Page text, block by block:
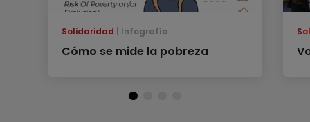
Solidaridad Infografía
Cómo se mide la pobreza